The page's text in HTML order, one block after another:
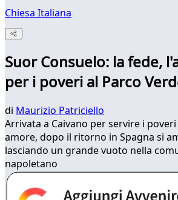
Chiesa Italiana
Suor Consuelo: la fede,
per i poveri al Parco
di Maurizio Patriciello
Arrivata a Caivano per servire i
amore, dopo il ritorno in Spagna si
lasciando un grande vuoto nella
napoletano